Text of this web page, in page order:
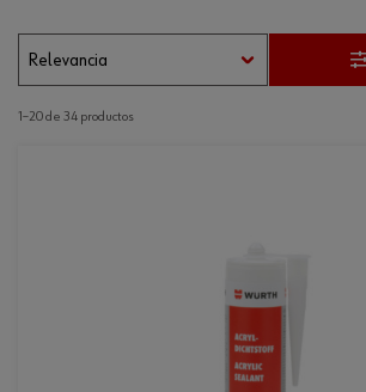
1–20 de 34 productos